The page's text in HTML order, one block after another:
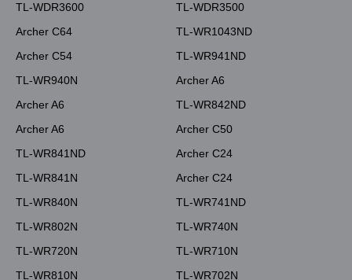
TL-WDR3600
TL-WDR3500
Archer C64
TL-WR1043ND
Archer C54
TL-WR941ND
TL-WR940N
Archer A6
Archer A6
TL-WR842ND
Archer A6
Archer C50
TL-WR841ND
Archer C24
TL-WR841N
Archer C24
TL-WR840N
TL-WR741ND
TL-WR802N
TL-WR740N
TL-WR720N
TL-WR710N
TL-WR810N
TL-WR702N